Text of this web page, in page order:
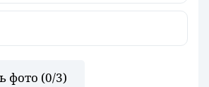
фото (0/3)